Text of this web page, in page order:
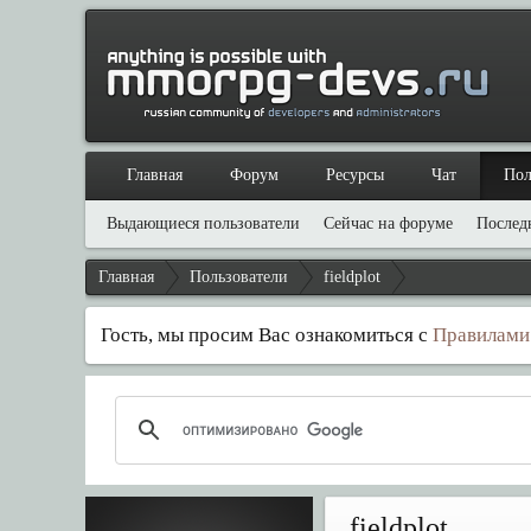
Главная Пользователи fieldplot
Гость, мы просим Вас ознакомиться с
Главная Форум Ресурсы Чат
Выдающиеся пользователи Сейчас на форуме